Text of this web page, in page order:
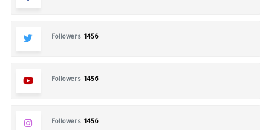
Followers 1456
Followers 1456
Followers 1456